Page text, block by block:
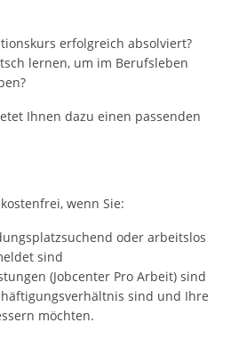
erfolgreich absolviert?
lernen, um im Berufsleben
Ihnen dazu einen passenden
wenn Sie:
oder arbeitslos
sind
(Jobcenter Pro Arbeit) sind
sind und Ihre
möchten.